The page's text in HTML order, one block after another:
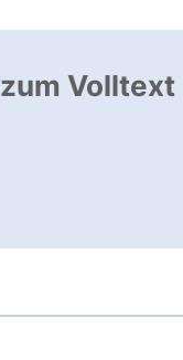
Volltext
neues